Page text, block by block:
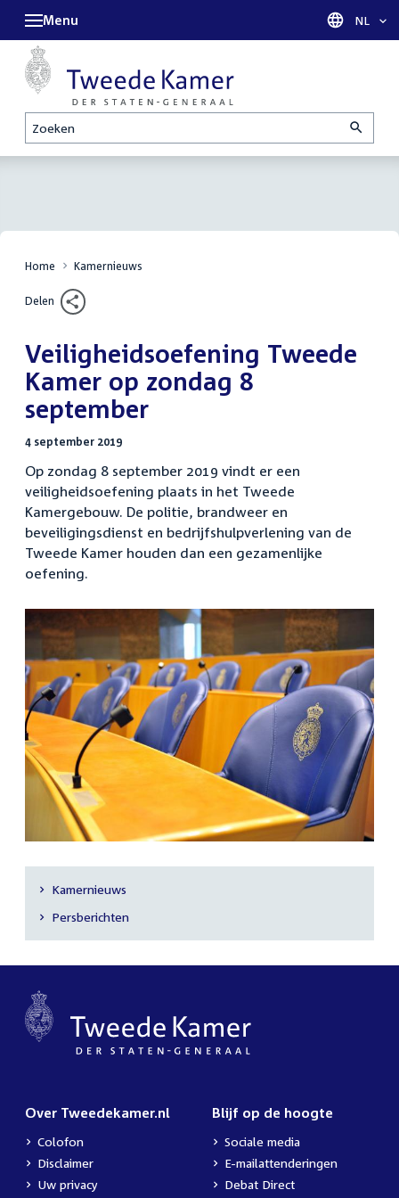
Zoeken
Menu Taal
NL
Home Kamernieuws
Delen
Veiligheidsoefening Tweede
Kamer op zondag 8
september
4 september 2019
Op zondag 8 september 2019 vindt er een
veiligheidsoefening plaats in het Tweede
Kamergebouw. De politie, brandweer en
beveiligingsdienst en bedrijfshulpverlening van de
Tweede Kamer houden dan een gezamenlijke
oefening.
Secundaire
navigatie
Kamernieuws
Persberichten
Over Tweedekamer.nl
Colofon
Disclaimer
Uw privacy
Blijf op de hoogte
Sociale media
E-mailattenderingen
Debat Direct